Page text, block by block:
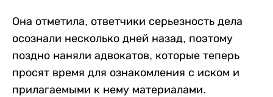
Она отметила, ответчики серьезность дела
осознали несколько дней назад, поэтому
поздно наняли адвокатов, которые теперь
просят время для ознакомления с иском и
прилагаемыми к нему материалами.